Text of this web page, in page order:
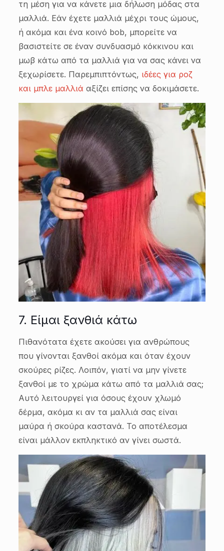
τη μέση για να κάνετε μια δήλωση μόδας στα
μαλλιά. Εάν έχετε μαλλιά μέχρι τους ώμους,
ή ακόμα και ένα κοινό bob, μπορείτε να
βασιστείτε σε έναν συνδυασμό κόκκινου και
μωβ κάτω από τα μαλλιά για να σας κάνει να
ξεχωρίσετε. Παρεμπιπτόντως, ιδέες για ροζ
και μπλε μαλλιά αξίζει επίσης να δοκιμάσετε.
7. Είμαι ξανθιά κάτω
Πιθανότατα έχετε ακούσει για ανθρώπους
που γίνονται ξανθοί ακόμα και όταν έχουν
σκούρες ρίζες. Λοιπόν, γιατί να μην γίνετε
ξανθοί με το χρώμα κάτω από τα μαλλιά σας;
Αυτό λειτουργεί για όσους έχουν χλωμό
δέρμα, ακόμα κι αν τα μαλλιά σας είναι
μαύρα ή σκούρα καστανά. Το αποτέλεσμα
είναι μάλλον εκπληκτικό αν γίνει σωστά.